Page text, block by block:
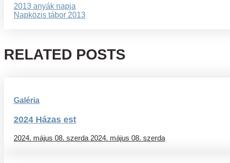
Bejegyzés
navigáció
2013 anyák napja
Napközis tábor 2013
RELATED POSTS
Galéria
2024 Házas est
2024. május 08. szerda 2024. május 08. szerda